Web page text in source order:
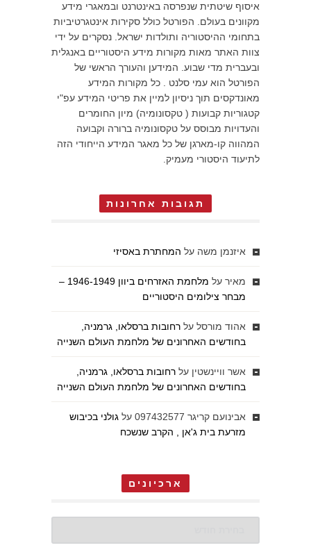
איסוף שיטתית שנפרסה באינטרנט ובמאגרי מידע
מקוונים בעולם. הפורטל כולל סקירות אינטגרטיביות
בתחומי ההיסטוריה ותולדות ישראל. נסקרים על ידי
צוות האתר מאות מקורות מידע היסטוריים באנגלית
ובעברית מדי שבוע. המידען והעורך הראשי של
הפורטל הוא עמי סלנט . כל מקורות המידע
מאונדקסים תוך ניסיון למיין את פריטי המידע עפ"י
קטגוריות קבועות ( טקסונומיה) מיון החומרים
והעדויות מבוסס על טקסונומיה ברורה וקבועה
המהווה קו-מארגן של כל מאגר המידע הייחודי הזה
לתיעוד היסטורי מעמיק.
תגובות אחרונות
איזנמן משה על המחתרת באסיזי
מאיר על
מלחמת האזרחים ביוון 1946-1949 –
מבחר צילומים היסטוריים
אהוד מורסל על רחובות ברסלאו, גרמניה,
בחודשים האחרונים של מלחמת העולם השנייה
אשר וויינשטין על רחובות ברסלאו, גרמניה,
בחודשים האחרונים של מלחמת העולם השנייה
אבינועם קריגר 097432577 על גולני בכיבוש
מזרעת בית ג'אן , הקרב שנשכח
ארכיונים